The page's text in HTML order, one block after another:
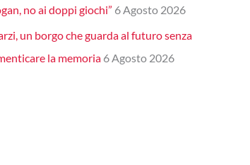
no ai doppi giochi” 6 Agosto 2026
un borgo che guarda al futuro senza
la memoria 6 Agosto 2026